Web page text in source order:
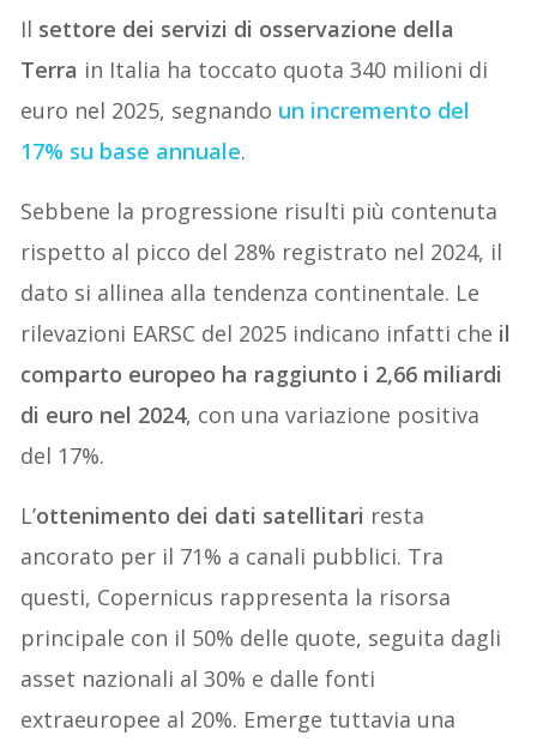
Il settore dei servizi di osservazione della
Terra in Italia ha toccato quota 340 milioni di
euro nel 2025, segnando un incremento del
17% su base annuale.
Sebbene la progressione risulti più contenuta
rispetto al picco del 28% registrato nel 2024, il
dato si allinea alla tendenza continentale. Le
rilevazioni EARSC del 2025 indicano infatti che il
comparto europeo ha raggiunto i 2,66 miliardi
di euro nel 2024, con una variazione positiva
del 17%.
L’ottenimento dei dati satellitari resta
ancorato per il 71% a canali pubblici. Tra
questi, Copernicus rappresenta la risorsa
principale con il 50% delle quote, seguita dagli
asset nazionali al 30% e dalle fonti
extraeuropee al 20%. Emerge tuttavia una